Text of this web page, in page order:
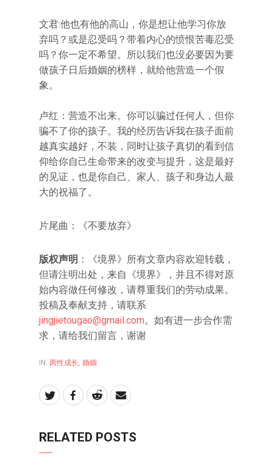
文君:他也有他的高山，你是想让他学习你放
弃吗？或是忍受吗？带着内心的愤恨苦毒忍受
吗？你一定不希望。所以我们也没必要因为要
做孩子日后婚姻的榜样，就给他营造一个假
象。
卢红：营造不出来。你可以骗过任何人，但你
骗不了你的孩子。我的经历告诉我在孩子面前
越真实越好，不装，同时让孩子真切的看到信
仰给你自己生命带来的改变与提升，这是最好
的见证，也是你自己、家人、孩子和身边人最
大的祝福了。
片尾曲：《不要放弃》
版权声明 ：《境界》所有文章内容欢迎转载，
但请注明出处，来自《境界》，并且不得对原
始内容做任何修改，请尊重我们的劳动成果。
投稿及奉献支持，请联系
jingjietougao@gmail.com。如有进一步合作需
求，请给我们留言，谢谢
IN: 两性成长, 婚姻
RELATED POSTS